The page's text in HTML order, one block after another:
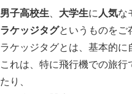
男子高校生 大学生に 人気な
ラケッジタグというものをご
ラケッジタグとは、基本的に
これは、特に飛行機での旅
たり、